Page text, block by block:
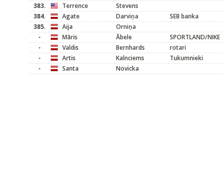
383.
Terrence
Stevens
384.
Agate Darviņa
SEB banka
385.
Aija
Orniņa
-
Māris Ābele
SPORTLAND/NIKE
-
Valdis Bernhards
rotari
-
Artis Kalnciems
Tukumnieki
-
Santa Novicka